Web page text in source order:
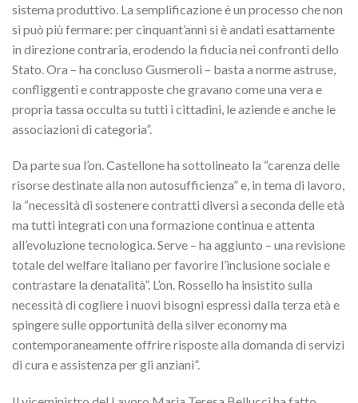
sistema produttivo. La semplificazione è un processo che non
si può più fermare: per cinquant’anni si è andati esattamente
in direzione contraria, erodendo la fiducia nei confronti dello
Stato. Ora – ha concluso Gusmeroli – basta a norme astruse,
confliggenti e contrapposte che gravano come una vera e
propria tassa occulta su tutti i cittadini, le aziende e anche le
associazioni di categoria”.
Da parte sua l’on. Castellone ha sottolineato la “carenza delle
risorse destinate alla non autosufficienza” e, in tema di lavoro,
la “necessità di sostenere contratti diversi a seconda delle età
ma tutti integrati con una formazione continua e attenta
all’evoluzione tecnologica. Serve – ha aggiunto – una revisione
totale del welfare italiano per favorire l’inclusione sociale e
contrastare la denatalità”. L’on. Rossello ha insistito sulla
necessità di cogliere i nuovi bisogni espressi dalla terza età e
spingere sulle opportunità della silver economy ma
contemporaneamente offrire risposte alla domanda di servizi
di cura e assistenza per gli anziani”.